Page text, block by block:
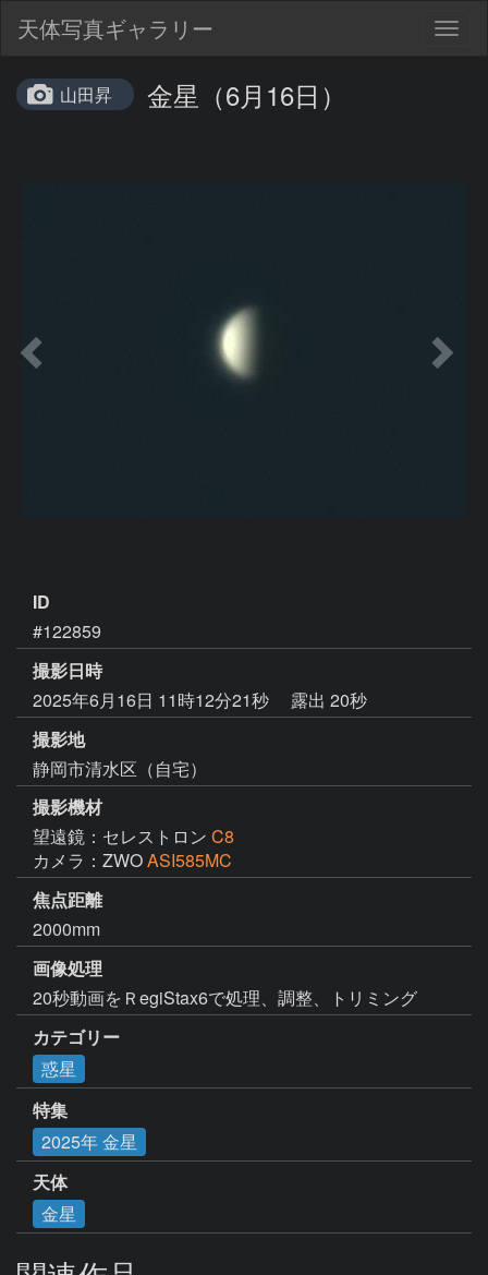
天体写真ギャラリー
山田昇 金星（6月16日）
ID
#122859
撮影日時
2025年6月16日 11時12分21秒
露出 20秒
撮影地
静岡市清水区（自宅）
撮影機材
望遠鏡：セレストロン C8
カメラ：ZWOASI585MC
焦点距離
2000mm
画像処理
20秒動画をＲegiStax6で処理、調整、トリミング
カテゴリー
惑星
特集
2025年 金星
天体
金星